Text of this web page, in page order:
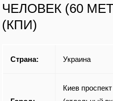
ЧЕЛОВЕК (60
(КПИ)
Страна: Украина
Киев